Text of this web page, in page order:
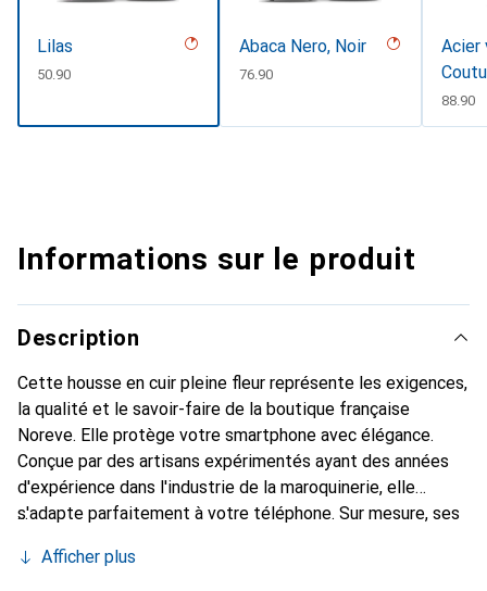
Lilas
CHF
50.90
Abaca Nero, Noir
CHF
76.90
Acier
CHF
88.90
Informations sur le produit
Description
Cette housse en cuir pleine fleur représente les exigences,
la qualité et le savoir-faire de la boutique française
Noreve. Elle protège votre smartphone avec élégance.
Conçue par des artisans expérimentés ayant des années
d'expérience dans l'industrie de la maroquinerie, elle
s'adapte parfaitement à votre téléphone. Sur mesure, ses
peau. Elle devient l'accessoire chic et indispensable pour
Afficher plus